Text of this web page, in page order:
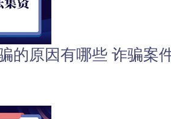
的原因有哪些 诈骗案